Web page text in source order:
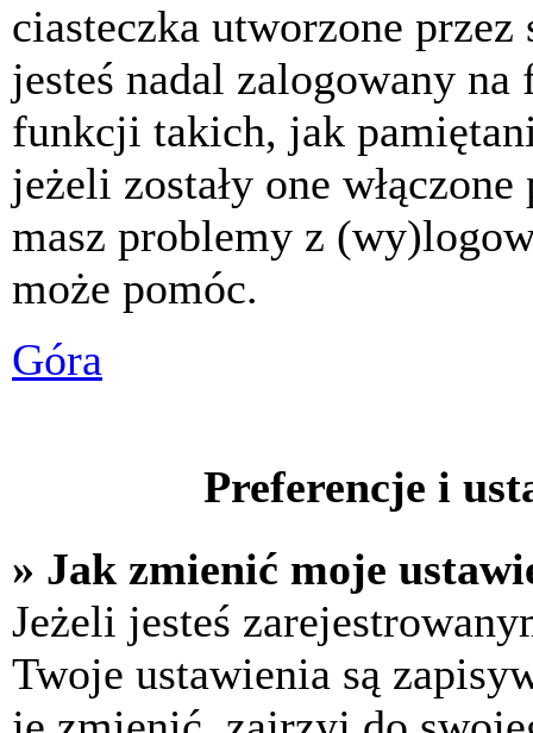
ciasteczka utworzone
jesteś nadal zalogowany
funkcji takich, jak
jeżeli zostały one
masz problemy z
może pomóc.
Góra
Preferencje i
» Jak zmienić moje
Jeżeli jesteś
Twoje ustawienia są